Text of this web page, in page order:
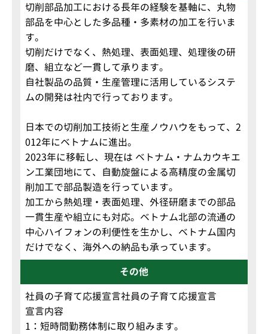
切削部品加工における長年の経験を基軸に、丸物
部品を中心とした多品種・多素材の加工を行いま
す。
切削だけでなく、熱処理、表面処理、処理後の研
磨、組立など一貫して承ります。
自社製品の品質・生産管理に活用しているシステ
ムの開発は社内で行っております。
日本での切削加工技術と生産ノウハウをもって、2
012年にベトナムに進出。
2023年に移転し、現在は ベトナム・ナムカウキエ
ン工業団地にて、自動旋盤による高精度の金属切
削加工で部品製造を行っています。
加工から熱処理・表面処理、外径研磨までの部品
一貫生産や組立にも対応。ベトナム北部の流通の
中心ハイフォンの利便性を生かし、ベトナム国内
だけでなく、海外への納品も承っています。
その他
社員の子育て応援宣言社員の子育て応援宣言
宣言内容
1：短時間勤務体制に取り組みます。